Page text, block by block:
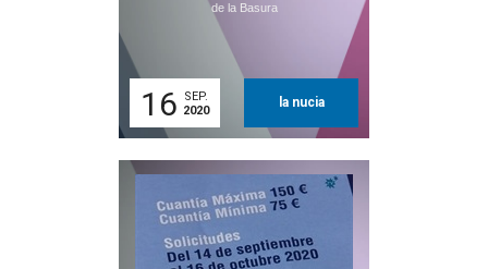
de la Basura
16
SEP.
2020
la nucia